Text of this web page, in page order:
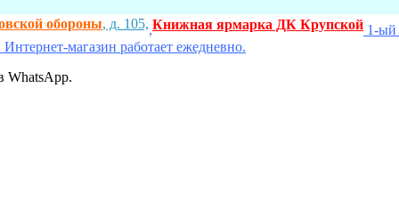
обороны, д. 105,,Книжная ярмарка ДК Крупской 1-ый
магазин работает ежедневно.
WhatsApp.